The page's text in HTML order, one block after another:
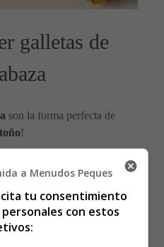
galletas de
son la forma perfecta de
!
glaseadas, suaves,
que
a Menudos Peques
tu consentimiento
con estos